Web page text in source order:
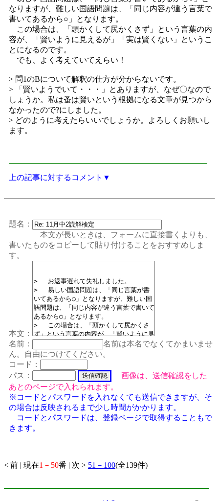
なりますが、難しい国語問題は、「同じ内容が違う言葉で
書いてあるから○」となります。
この場合は、「頭かくして尻かくさず」という言葉の内
容が、「賢いように見えるが」「実は賢くない」というこ
とになるのです。
でも、よく考えていてえらい！
> 問1のBについて解釈の仕方が分からないです。
> 「賢いようでいて・・・」とありますが、なぜ〇なので
しょうか。私は蚤は賢いという根拠になる文章が見つから
なかったので?にしました。
> どのように考えたらいいでしょうか。よろしくお願いし
ます。
上の記事に対するコメント▼
題名：
本文が長いときは、フォームに直接書くよりも、
書いたものをコピーして貼り付けることをおすすめしま
す。
本文：
名前：
名前は本名でなくてかまいませ
ん。自由につけてください。
コード：
パス：
画像は、送信確認をした
あとのページで入れられます。
※コードとパスワードを入れなくても送信できますが、そ
の場合は反映されるまで少し時間がかかります。
コードとパスワードは、 登録ページで取得することもで
きます。
< 前 | 現在1－50番 | 次 > 51－100(全139件)